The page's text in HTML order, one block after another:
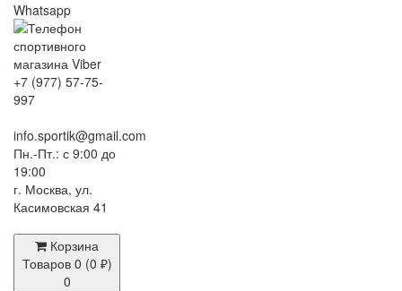
+7 (977) 57-75-
997
info.sportik@gmail.com
Пн.-Пт.: с 9:00 до
19:00
г. Москва, ул.
Касимовская 41
Корзина
Товаров 0 (0 ₽)
0